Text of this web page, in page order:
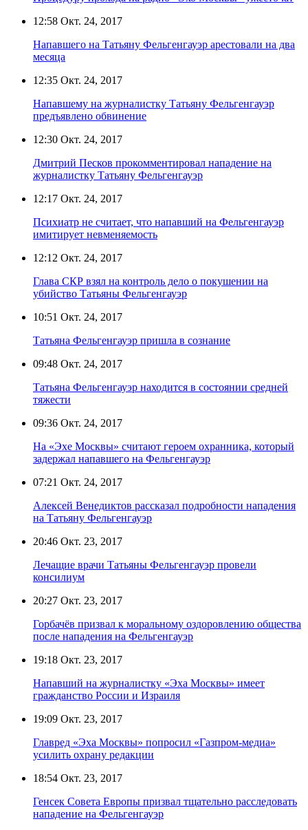
12:58 Окт. 24, 2017
Напавшего на Татьяну Фельгенгауэр арестовали на два
месяца
12:35 Окт. 24, 2017
Напавшему на журналистку Татьяну Фельгенгауэр
предъявлено обвинение
12:30 Окт. 24, 2017
Дмитрий Песков прокомментировал нападение на
журналистку Татьяну Фельгенгауэр
12:17 Окт. 24, 2017
Психиатр не считает, что напавший на Фельгенгауэр
имитирует невменяемость
12:12 Окт. 24, 2017
Глава СКР взял на контроль дело о покушении на
убийство Татьяны Фельгенгауэр
10:51 Окт. 24, 2017
Татьяна Фельгенгауэр пришла в сознание
09:48 Окт. 24, 2017
Татьяна Фельгенгауэр находится в состоянии средней
тяжести
09:36 Окт. 24, 2017
На «Эхе Москвы» считают героем охранника, который
задержал напавшего на Фельгенгауэр
07:21 Окт. 24, 2017
Алексей Венедиктов рассказал подробности нападения
на Татьяну Фельгенгауэр
20:46 Окт. 23, 2017
Лечащие врачи Татьяны Фельгенгауэр провели
консилиум
20:27 Окт. 23, 2017
Горбачёв призвал к моральному оздоровлению общества
после нападения на Фельгенгауэр
19:18 Окт. 23, 2017
Напавший на журналистку «Эха Москвы» имеет
гражданство России и Израиля
19:09 Окт. 23, 2017
Главред «Эха Москвы» попросил «Газпром-медиа»
усилить охрану редакции
18:54 Окт. 23, 2017
Генсек Совета Европы призвал тщательно расследовать
нападение на Фельгенгауэр